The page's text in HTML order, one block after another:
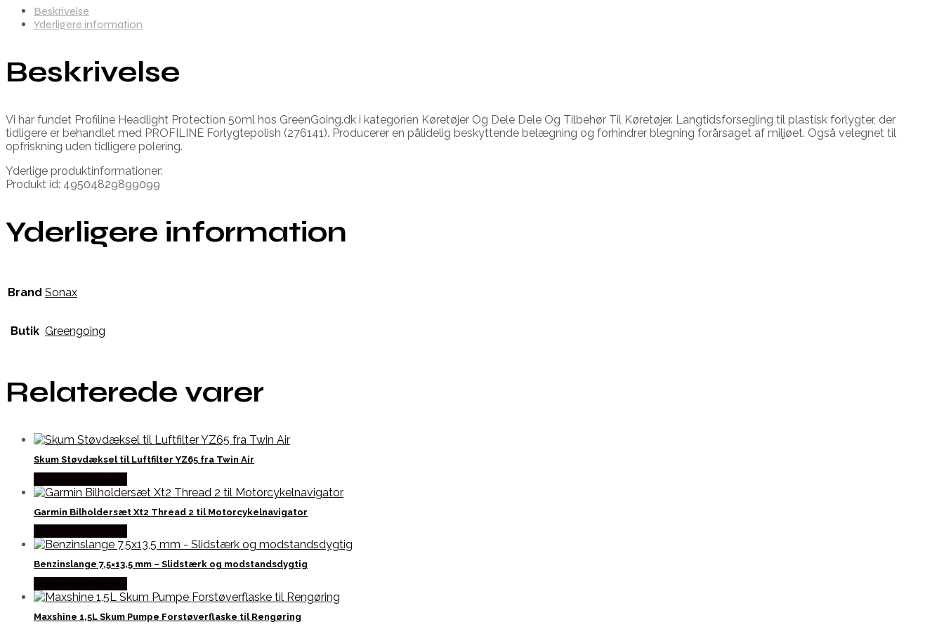
Beskrivelse
Yderligere information
Beskrivelse
Vi har fundet Profiline Headlight Protection 50ml hos GreenGoing.dk i kategorien Køretøjer Og Dele Dele Og Tilbehør Til Køretøjer. Langtidsforsegling til plastisk forlygter, der
tidligere er behandlet med PROFILINE Forlygtepolish (276141). Producerer en pålidelig beskyttende belægning og forhindrer blegning forårsaget af miljøet. Også velegnet til
opfriskning uden tidligere polering.
Yderlige produktinformationer:
Produkt id: 49504829899099
Yderligere information
Brand Sonax
Butik Greengoing
Relaterede varer
Skum Støvdæksel til Luftfilter YZ65 fra Twin Air
Garmin Bilholdersæt Xt2 Thread 2 til Motorcykelnavigator
Benzinslange 7,5×13,5 mm – Slidstærk og modstandsdygtig
Maxshine 1,5L Skum Pumpe Forstøverflaske til Rengøring